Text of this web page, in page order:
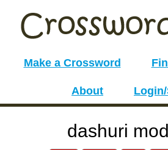
Make a Crossword
About
dashuri